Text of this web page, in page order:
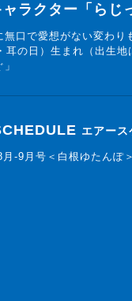
ラクター「らじ
無口で愛想がない変わ
耳の日）生まれ（出生地
エアー
-9月号＜白根ゆたんぽ＞